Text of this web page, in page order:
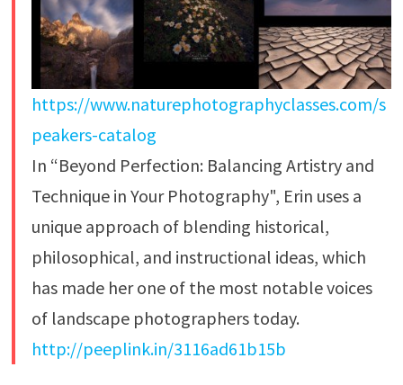
https://www.naturephotographyclasses.com/s
peakers-catalog
In “Beyond Perfection: Balancing Artistry and
Technique in Your Photography", Erin uses a
unique approach of blending historical,
philosophical, and instructional ideas, which
has made her one of the most notable voices
of landscape photographers today.
http://peeplink.in/3116ad61b15b